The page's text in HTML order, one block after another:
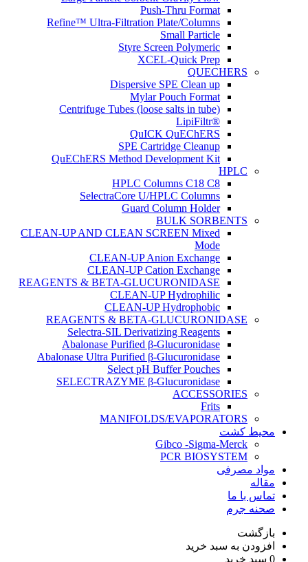
Push-Thru Format
Refine™ Ultra-Filtration Plate/Columns
Small Particle
Styre Screen Polymeric
XCEL-Quick Prep
QUECHERS
Dispersive SPE Clean up
Mylar Pouch Format
Centrifuge Tubes (loose salts in tube)
®LipiFiltr
QuICK QuEChERS
SPE Cartridge Cleanup
QuEChERS Method Development Kit
HPLC
HPLC Columns C18 C8
SelectraCore U/HPLC Columns
Guard Column Holder
BULK SORBENTS
CLEAN-UP AND CLEAN SCREEN Mixed
Mode
CLEAN-UP Anion Exchange
CLEAN-UP Cation Exchange
REAGENTS & BETA-GLUCURONIDASE
CLEAN-UP Hydrophilic
CLEAN-UP Hydrophobic
REAGENTS & BETA-GLUCURONIDASE
Selectra-SIL Derivatizing Reagents
Abalonase Purified β-Glucuronidase
Abalonase Ultra Purified β-Glucuronidase
Select pH Buffer Pouches
SELECTRAZYME β-Glucuronidase
ACCESSORIES
Frits
MANIFOLDS/EVAPORATORS
محیط کشت
Gibco -Sigma-Merck
PCR BIOSYSTEM
مواد مصرفی
مقاله
تماس با ما
صحنه جرم
بازگشت
افزودن به سبد خرید
0 سبد خرید